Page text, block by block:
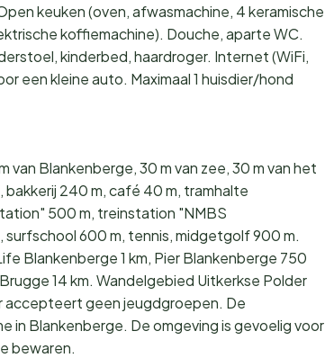
keuken (oven, afwasmachine, 4 keramische
koffiemachine). Douche, aparte WC.
kinderbed, haardroger. Internet (WiFi,
een kleine auto. Maximaal 1 huisdier/hond
Blankenberge, 30 m van zee, 30 m van het
240 m, café 40 m, tramhalte
500 m, treinstation "NMBS
surfschool 600 m, tennis, midgetgolf 900 m.
Blankenberge 1 km, Pier Blankenberge 750
14 km. Wandelgebied Uitkerkse Polder
accepteert geen jeugdgroepen. De
Blankenberge. De omgeving is gevoelig voor
bewaren.